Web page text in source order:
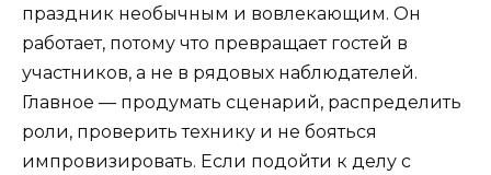
праздник необычным и вовлекающим. Он
работает, потому что превращает гостей в
участников, а не в рядовых наблюдателей.
Главное — продумать сценарий, распределить
роли, проверить технику и не бояться
импровизировать. Если подойти к делу с